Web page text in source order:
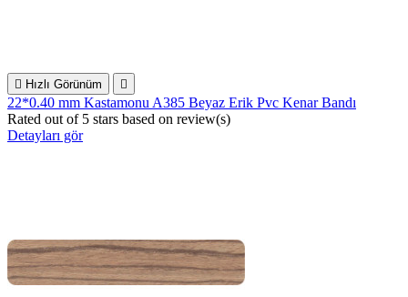
 Hızlı Görünüm 
22*0.40 mm Kastamonu A385 Beyaz Erik Pvc Kenar Bandı
Rated out of 5 stars based on review(s)
Detayları gör